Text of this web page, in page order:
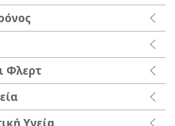
Φλερτ
Υγεία